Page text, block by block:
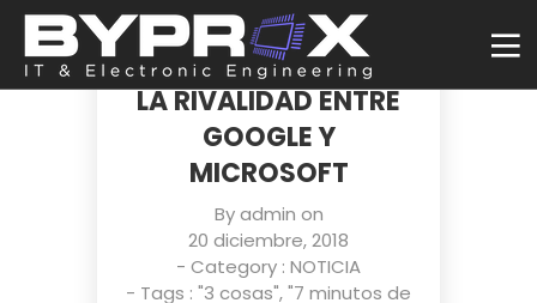
YOUTUBE ES SOLO LA
PUNTA DE LANZA DE
LA RIVALIDAD ENTRE
GOOGLE Y
MICROSOFT
Byadmin on
20 diciembre, 2018
- Category : NOTICIA
- Tags : "3 cosas","7 minutos de